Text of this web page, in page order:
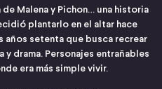
Malena y Pichon… una historia
plantarlo en el altar hace
años setenta que busca recrear
drama. Personajes entrañables
era más simple vivir.